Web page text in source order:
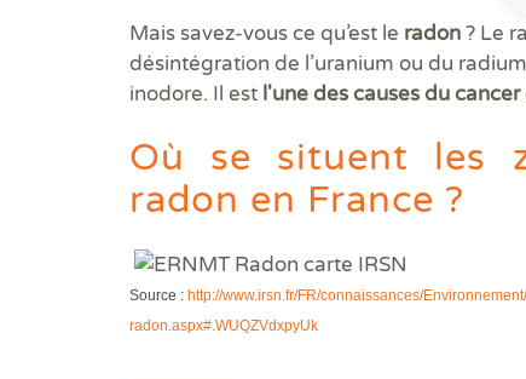
Mais savez-vous ce qu’est le radon? Le
désintégration de l’uranium ou du
inodore. Il est l'une des causes du
Où se situent les
radon en France ?
Source : http://www.irsn.fr/FR/connaissances/
radon.aspx#.WUQZVdxpyUk